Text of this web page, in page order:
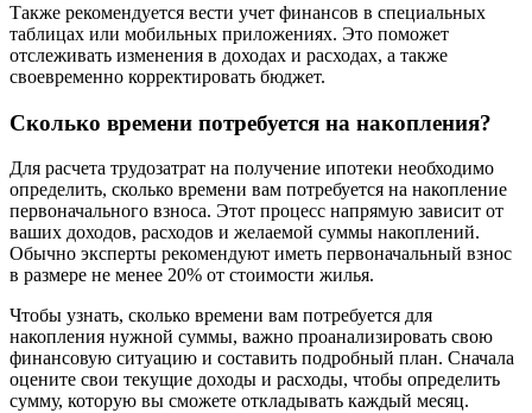
Также рекомендуется вести учет финансов в специальных
таблицах или мобильных приложениях. Это поможет
отслеживать изменения в доходах и расходах, а также
своевременно корректировать бюджет.
Сколько времени потребуется на накопления?
Для расчета трудозатрат на получение ипотеки необходимо
определить, сколько времени вам потребуется на накопление
первоначального взноса. Этот процесс напрямую зависит от
ваших доходов, расходов и желаемой суммы накоплений.
Обычно эксперты рекомендуют иметь первоначальный взнос
в размере не менее 20% от стоимости жилья.
Чтобы узнать, сколько времени вам потребуется для
накопления нужной суммы, важно проанализировать свою
финансовую ситуацию и составить подробный план. Сначала
оцените свои текущие доходы и расходы, чтобы определить
сумму, которую вы сможете откладывать каждый месяц.